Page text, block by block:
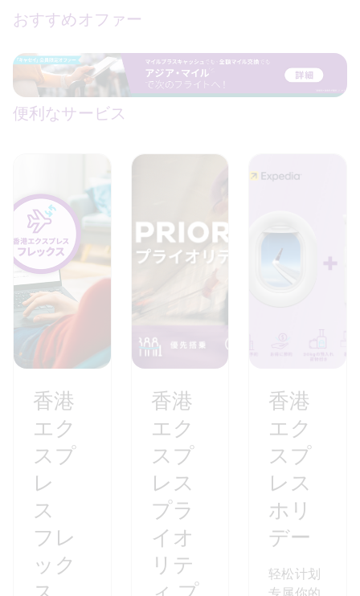
おすすめオファー
便利なサービス
香港
エク
スプ
レ
ス
フレ
ック
香港
エク
スプ
レス
プラ
イオ
リテ
香港
エク
スプ
レス
ホリ
デー
轻松计划
香港エクスプレス　フレックス
旅の予定が変わっても安心！気軽で自由に旅をプラ
ンできます
詳細を見る